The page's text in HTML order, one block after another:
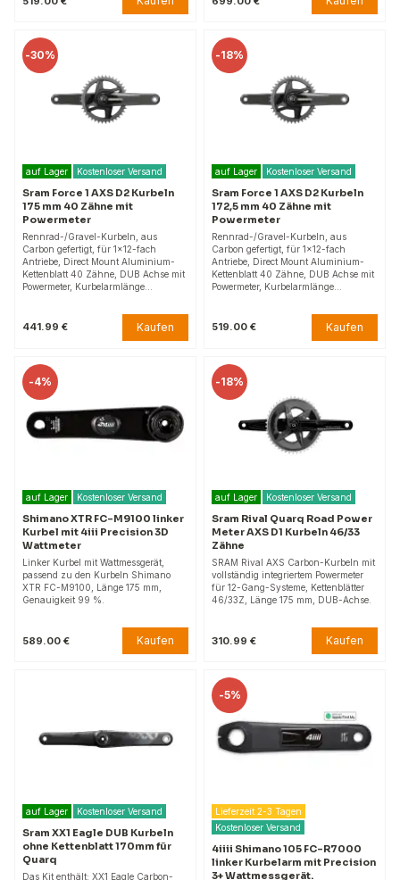
-30%
auf Lager Kostenloser Versand
Sram Force 1 AXS D2 Kurbeln
175 mm 40 Zähne mit
Powermeter
Rennrad-/Gravel-Kurbeln, aus
Carbon gefertigt, für 1×12-fach
Antriebe, Direct Mount Aluminium-
Kettenblatt 40 Zähne, DUB Achse mit
Powermeter, Kurbelarmlänge…
441.99 € Kaufen
-18%
auf Lager Kostenloser Versand
Sram Force 1 AXS D2 Kurbeln
172,5 mm 40 Zähne mit
Powermeter
Rennrad-/Gravel-Kurbeln, aus
Carbon gefertigt, für 1×12-fach
Antriebe, Direct Mount Aluminium-
Kettenblatt 40 Zähne, DUB Achse mit
Powermeter, Kurbelarmlänge…
519.00 € Kaufen
-4%
auf Lager Kostenloser Versand
Shimano XTR FC-M9100 linker
Kurbel mit 4iii Precision 3D
Wattmeter
Linker Kurbel mit Wattmessgerät,
passend zu den Kurbeln Shimano
XTR FC-M9100, Länge 175 mm,
Genauigkeit 99 %.
589.00 € Kaufen
-18%
auf Lager Kostenloser Versand
Sram Rival Quarq Road Power
Meter AXS D1 Kurbeln 46/33
Zähne
SRAM Rival AXS Carbon-Kurbeln mit
vollständig integriertem Powermeter
für 12-Gang-Systeme, Kettenblätter
46/33Z, Länge 175 mm, DUB-Achse.
310.99 € Kaufen
auf Lager Kostenloser Versand
Sram XX1 Eagle DUB Kurbeln
ohne Kettenblatt 170mm für
Quarq
Das Kit enthält: XX1 Eagle Carbon-
-5%
Lieferzeit 2-3 Tagen
Kostenloser Versand
4iiii Shimano 105 FC-R7000
linker Kurbelarm mit Precision
3+ Wattmessgerät.